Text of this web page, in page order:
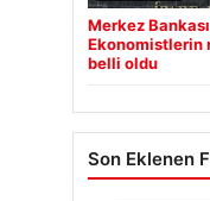
Merkez
Ekonomistlerin
belli oldu
Son Eklenen